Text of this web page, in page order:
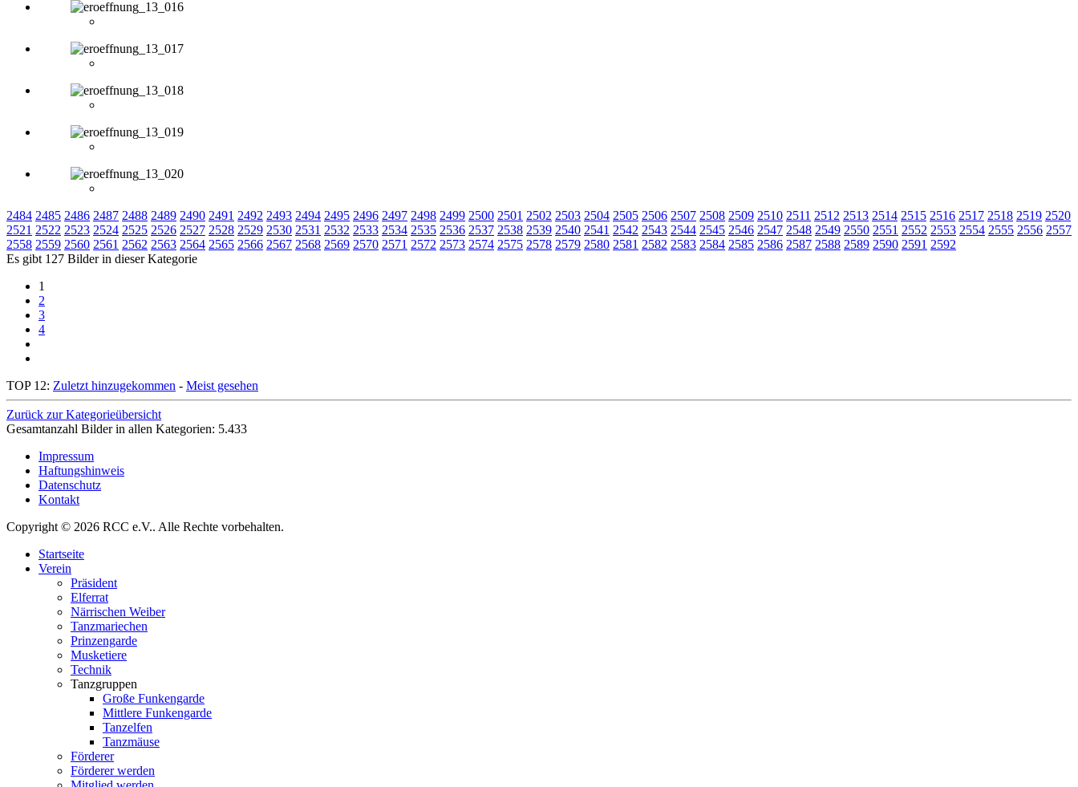
2484 2485 2486 2487 2488 2489 2490 2491 2492 2493 2494 2495 2496 2497 2498 2499 2500 2501 2502 2503 2504 2505 2506 2507 2508 2509 2510 2511 2512 2513 2514 2515 2516 2517 2518 2519 2520
2521 2522 2523 2524 2525 2526 2527 2528 2529 2530 2531 2532 2533 2534 2535 2536 2537 2538 2539 2540 2541 2542 2543 2544 2545 2546 2547 2548 2549 2550 2551 2552 2553 2554 2555 2556 2557
2558 2559 2560 2561 2562 2563 2564 2565 2566 2567 2568 2569 2570 2571 2572 2573 2574 2575 2578 2579 2580 2581 2582 2583 2584 2585 2586 2587 2588 2589 2590 2591 2592
Es gibt 127 Bilder in dieser Kategorie
1
2
3
4
TOP 12: Zuletzt hinzugekommen - Meist gesehen
Zurück zur Kategorieübersicht
Gesamtanzahl Bilder in allen Kategorien: 5.433
Impressum
Haftungshinweis
Datenschutz
Kontakt
Copyright © 2026 RCC e.V.. Alle Rechte vorbehalten.
Startseite
Verein
Präsident
Elferrat
Närrischen Weiber
Tanzmariechen
Prinzengarde
Musketiere
Technik
Tanzgruppen
Große Funkengarde
Mittlere Funkengarde
Tanzelfen
Tanzmäuse
Förderer
Förderer werden